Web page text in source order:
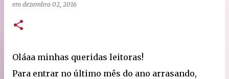
em dezembro 02, 2016
Oláaa minhas queridas leitoras!
Para entrar no último mês do ano arrasando,